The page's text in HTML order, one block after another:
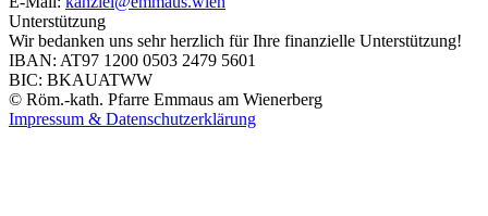
Unterstützung
Wir bedanken uns sehr herzlich für Ihre finanzielle Unterstützung!
IBAN: AT97 1200 0503 2479 5601
BIC: BKAUATWW
© Röm.-kath. Pfarre Emmaus am Wienerberg
Impressum & Datenschutzerklärung